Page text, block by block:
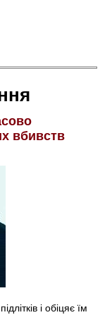
вбивств
і обіцяє їм